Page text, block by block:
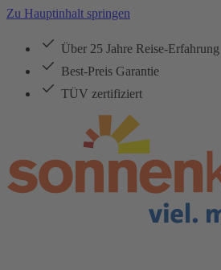
Zu Hauptinhalt springen
Über 25 Jahre Reise-Erfahrung
Best-Preis Garantie
TÜV zertifiziert